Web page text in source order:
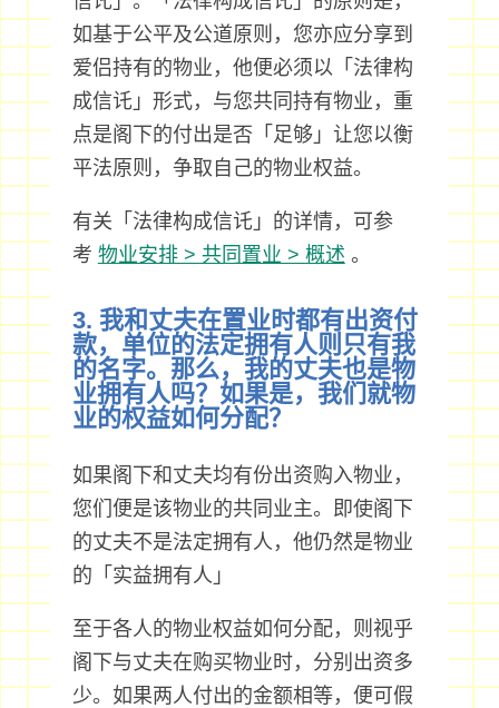
如基于公平及公道原则，您亦应分享到
爱侣持有的物业，他便必须以「法律构
成信讬」形式，与您共同持有物业，重
点是阁下的付出是否「足够」让您以衡
平法原则，争取自己的物业权益。
有关「法律构成信讬」的详情，可参
考 物业安排 > 共同置业 > 概述 。
3. 我和丈夫在置业时都有出资付
款，单位的法定拥有人则只有我
的名字。那么，我的丈夫也是物
业拥有人吗？如果是，我们就物
业的权益如何分配？
如果阁下和丈夫均有份出资购入物业，
您们便是该物业的共同业主。即使阁下
的丈夫不是法定拥有人，他仍然是物业
的「实益拥有人」
至于各人的物业权益如何分配，则视乎
阁下与丈夫在购买物业时，分别出资多
少。如果两人付出的金额相等，便可假